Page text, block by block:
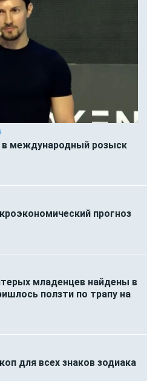
в международный розыск
прогноз
младенцев найдены в
ползти по трапу на
для всех знаков зодиака